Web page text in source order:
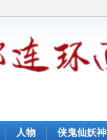
人物 侠鬼仙妖神